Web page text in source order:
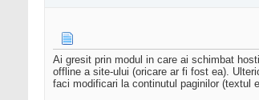
Ai gresit prin modul in care ai schimbat
offline a site-ului (oricare ar fi fost ea).
faci modificari la continutul paginilor (textul